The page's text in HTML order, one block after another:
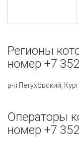
Регионы
номер +7
р-н Петуховский,
Операторы
номер +7